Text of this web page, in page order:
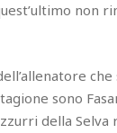
non
sono
della